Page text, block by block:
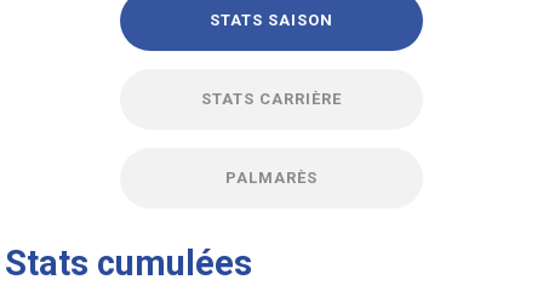
STATS SAISON
STATS CARRIÈRE
PALMARÈS
Stats cumulées